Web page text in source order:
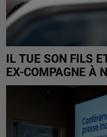
IL TUE SON FILS
EX-COMPAGNE À